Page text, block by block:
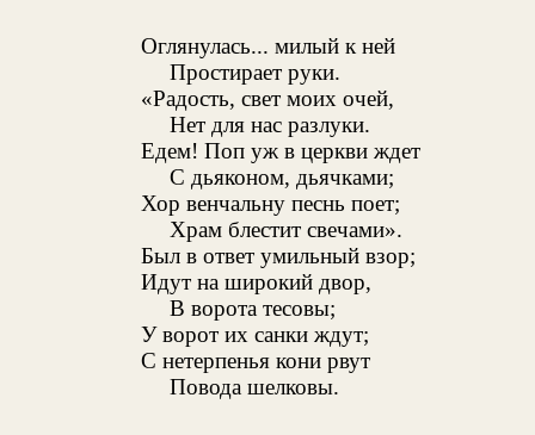
Оглянулась... милый к ней
Простирает руки.
«Радость, свет моих очей,
Нет для нас разлуки.
Едем! Поп уж в церкви ждет
С дьяконом, дьячками;
Хор венчальну песнь поет;
Храм блестит свечами».
Был в ответ умильный взор;
Идут на широкий двор,
В ворота тесовы;
У ворот их санки ждут;
С нетерпенья кони рвут
Повода шелковы.